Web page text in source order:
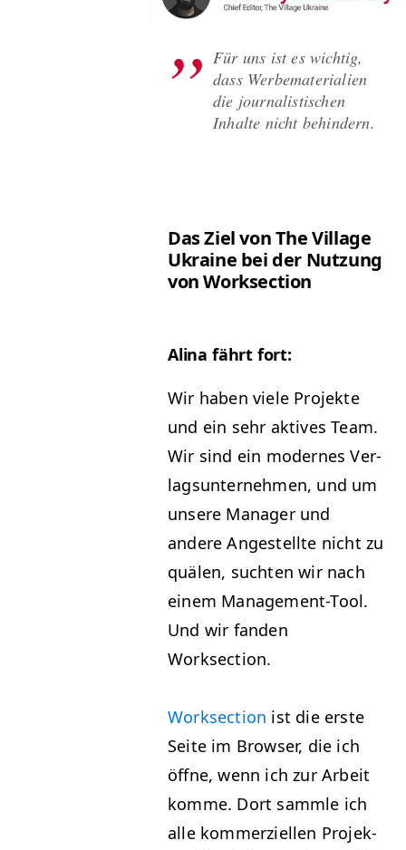
Für uns ist es wichtig,
dass Werbe­ma­te­ri­alien
die jour­nal­is­tis­chen
Inhalte nicht behindern.
Das Ziel von The Vil­lage
Ukraine bei der Nutzung
von Worksection
Ali­na fährt fort:
Wir haben viele Pro­jek­te
und ein sehr aktives Team.
Wir sind ein mod­ernes Ver­
lag­sun­ternehmen, und um
unsere Man­ag­er und
andere Angestellte nicht zu
quälen, sucht­en wir nach
einem Man­age­ment-Tool.
Und wir fan­den
Worksection.
Work­sec­tion ist die erste
Seite im Brows­er, die ich
öffne, wenn ich zur Arbeit
komme. Dort samm­le ich
alle kom­merziellen Pro­jek­